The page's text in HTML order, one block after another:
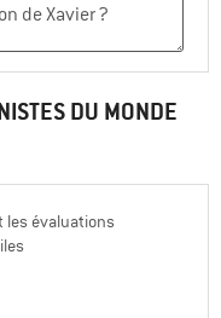
DU MONDE
les évaluations